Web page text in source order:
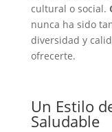
cultural o social.
nunca ha sido
diversidad y
ofrecerte.
Un Estilo
Saludable